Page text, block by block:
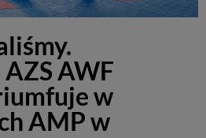
AWF
w
AMP w